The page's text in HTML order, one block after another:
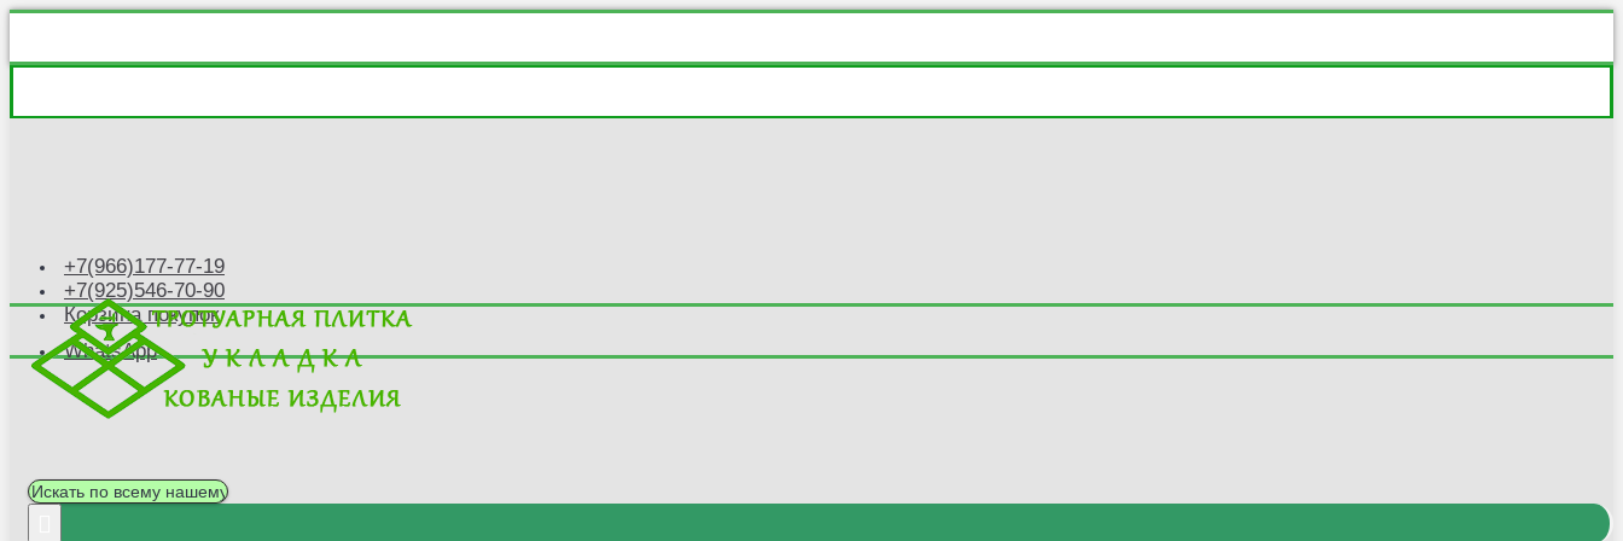
+7(966)177-77-19
+7(925)546-70-90
Корзина покупок
WhatsApp